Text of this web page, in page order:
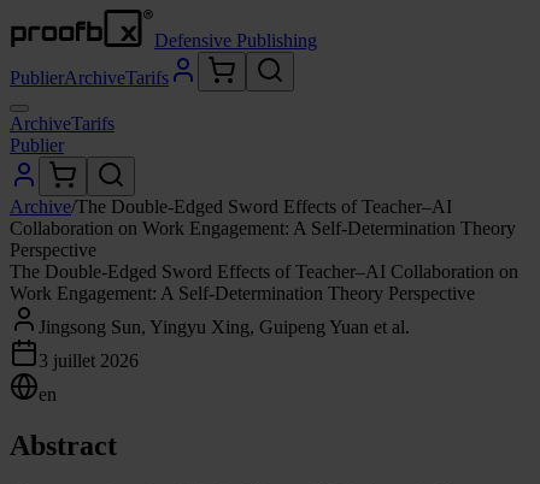
Defensive Publishing
PublierArchiveTarifs
ArchiveTarifs
Publier
Archive/The Double-Edged Sword Effects of Teacher–AI
Collaboration on Work Engagement: A Self-Determination Theory
Perspective
The Double-Edged Sword Effects of Teacher–AI Collaboration on
Work Engagement: A Self-Determination Theory Perspective
Jingsong Sun, Yingyu Xing, Guipeng Yuan et al.
3 juillet 2026
en
Abstract